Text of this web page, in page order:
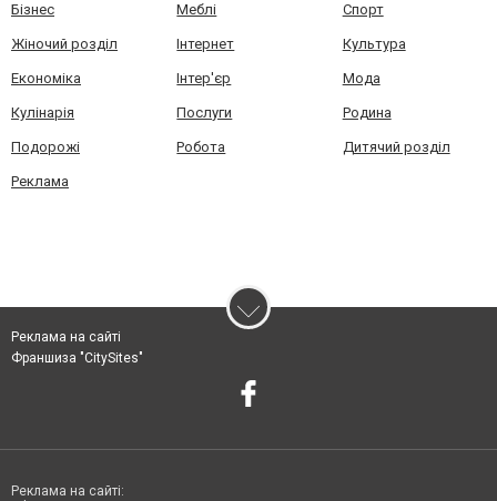
Бізнес Меблі Спорт
Жіночий розділ Інтернет Культура
Економіка Інтер'єр Мода
Кулінарія Послуги Родина
Подорожі Робота Дитячий розділ
Реклама
Реклама на сайті
Франшиза "CitySites"
Реклама на сайті: